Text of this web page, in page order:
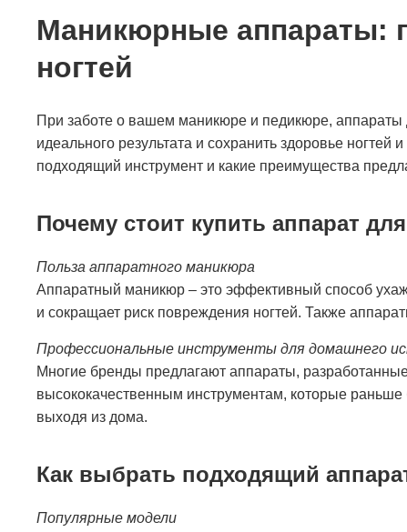
Маникюрные аппараты:
ногтей
При заботе о вашем маникюре и педикюре,
идеального результата и сохранить здоровье
подходящий инструмент и какие преимущества
Почему стоит купить аппарат
Польза аппаратного маникюра
Аппаратный маникюр – это эффективный способ
и сокращает риск повреждения ногтей. Также
Профессиональные инструменты для домашнего
Многие бренды предлагают аппараты,
высококачественным инструментам, которые
выходя из дома.
Как выбрать подходящий
Популярные модели